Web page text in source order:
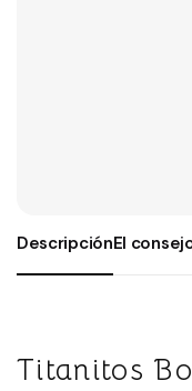
DescripciónEl
Titanitos